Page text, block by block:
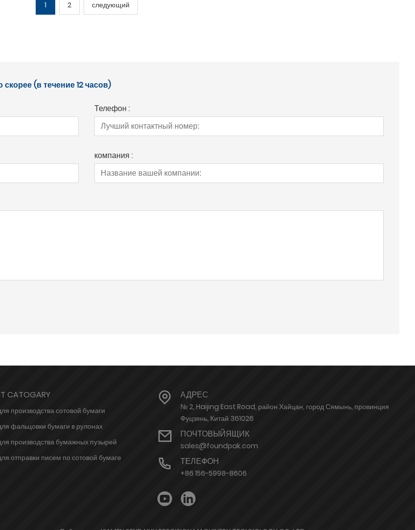
1 2 следующий
(в течение 12 часов)
Телефон :
компания :
CATOGARY
производства сотовой бумаги
фальцовки бумаги в рулонах
производства бумажных пузырей
отправки писем по сотовой бумаге
АДРЕС
№ 2, Haijing East Road, район Хайцан, город Сямынь, провинция
Фуцзянь, Китай 361026
ПОЧТОВЫЙЯЩИК
sales@foundpak.com
ТЕЛЕФОН
+86 156-5998-8606